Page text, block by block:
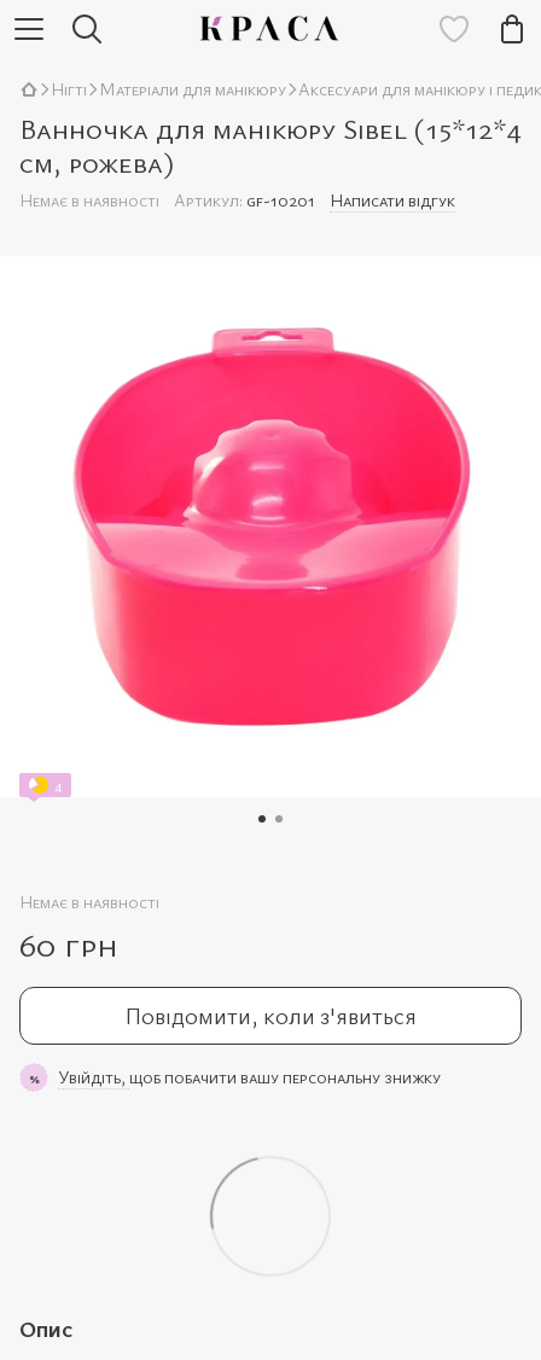
Нігті Матеріали для манікюру Аксесуари для манікюру і
Ванночка для манікюру Sibel (15*12*4
см, рожева)
Немає в наявності Артикул: gf-10201 Написати відгук
4
Немає в наявності
60 грн
Повідомити, коли з'явиться
% Увійдіть, щоб побачити вашу персональну знижку
Опис